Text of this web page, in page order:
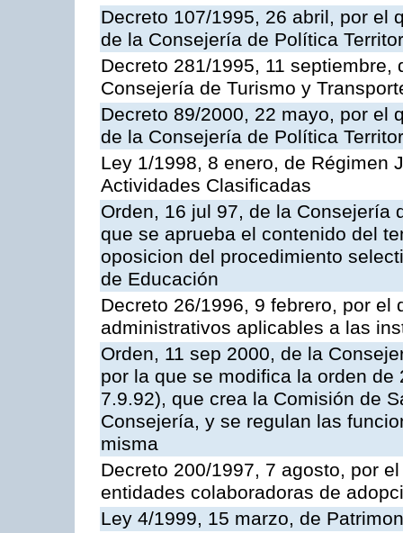
Decreto 107/1995, 26 abril, por el
de la Consejería de Política
Decreto 281/1995, 11
Consejería de Turismo y
Decreto 89/2000, 22 mayo, por el
de la Consejería de Política
Ley 1/1998, 8 enero, de Régimen
Actividades Clasificadas
Orden, 16 jul 97, de la Consejería
que se aprueba el contenido del
oposicion del procedimiento
de Educación
Decreto 26/1996, 9 febrero, por
administrativos aplicables a las
Orden, 11 sep 2000, de la
por la que se modifica la orden
7.9.92), que crea la Comisión de
Consejería, y se regulan las
misma
Decreto 200/1997, 7 agosto, por
entidades colaboradoras de
Ley 4/1999, 15 marzo, de